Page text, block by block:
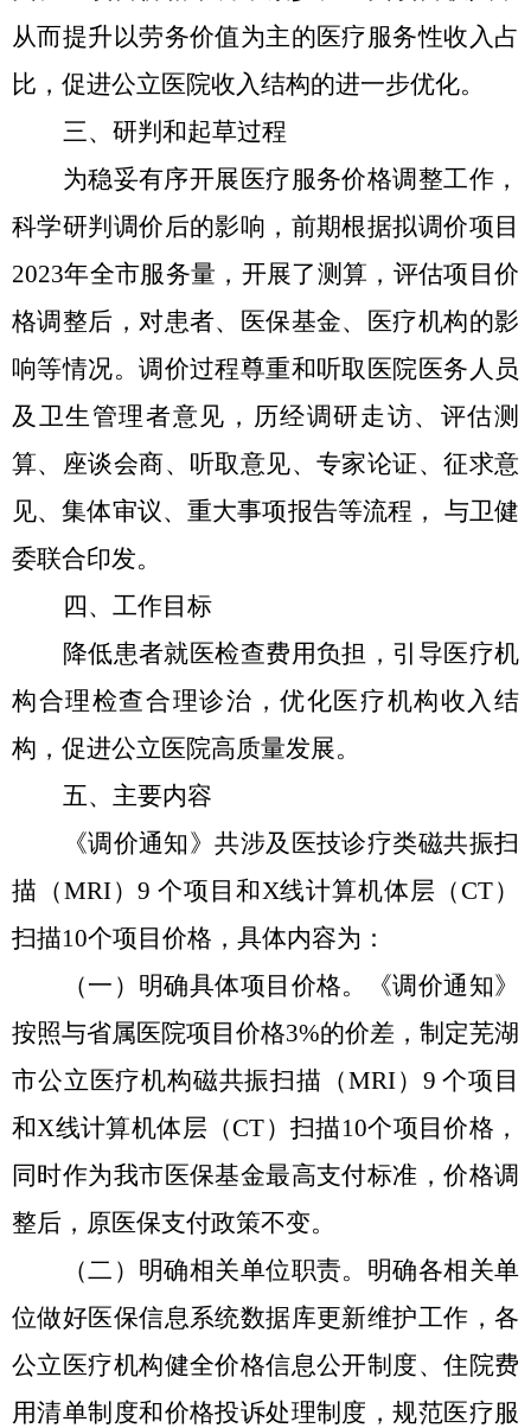
从而提升以劳务价值为主的医疗服务性收入占
比，促进公立医院收入结构的进一步优化。
三、研判和起草过程
为稳妥有序开展医疗服务价格调整工作，
科学研判调价后的影响，前期根据拟调价项目
2023年全市服务量，开展了测算，评估项目价
格调整后，对患者、医保基金、医疗机构的影
响等情况。调价过程尊重和听取医院医务人员
及卫生管理者意见，历经调研走访、评估测
算、座谈会商、听取意见、专家论证、征求意
见、集体审议、重大事项报告等流程， 与卫健
委联合印发。
四、工作目标
降低患者就医检查费用负担，引导医疗机
构合理检查合理诊治，优化医疗机构收入结
构，促进公立医院高质量发展。
五、主要内容
《调价通知》共涉及医技诊疗类磁共振扫
描（MRI）9 个项目和X线计算机体层（CT）
扫描10个项目价格， 具体内容为：
（一） 明确具体项目价格。
《调价通知》
按照与省属医院项目价格3%的价差，制定芜湖
市公立医疗机构磁共振扫描（MRI）9 个项目
和X线计算机体层（CT）扫描10个项目价格 ，
同时作为我市医保基金最高支付标准，价格调
整后，原医保支付政策不变。
（二） 明确相关单位职责。明确各相关单
位做好医保信息系统数据库更新维护工作，各
公立医疗机构健全价格信息公开制度、住院费
用清单制度和价格投诉处理制度，规范医疗服